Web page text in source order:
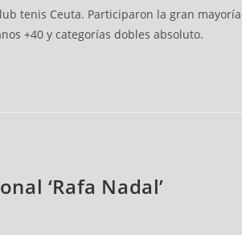
tenis Ceuta. Participaron la gran
+40 y categorías dobles absoluto.
‘Rafa Nadal’